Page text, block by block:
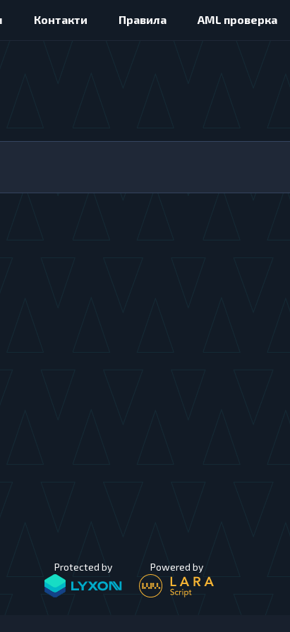
Контакти Правила AML проверка
Protected by Powered by